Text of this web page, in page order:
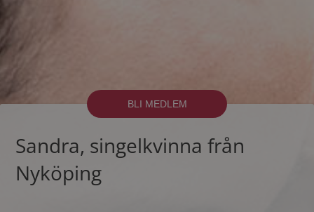
BLI MEDLEM
Sandra, singelkvinna från
Nyköping